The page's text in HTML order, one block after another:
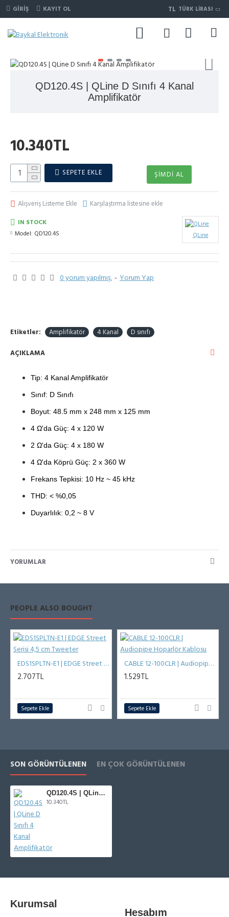
GIRIŞ KAYIT OL TL TÜRK LIRASI
QD120.4S | QLine D Sınıfı 4 Kanal
Amplifikatör
IN STOCK
Model: QD120.4S QLine
0 yorum yapılmış. - Yorum Yap
10.340TL
SEPETE EKLE ŞIMDI AL
Alışveriş Listeme Ekle Karşılaştırma listesine ekle
Etiketler: Amplifikatör 4 Kanal D sınıfı
AÇIKLAMA
Tip: 4 Kanal Amplifikatör
Sınıf: D Sınıfı
Boyut: 48.5 mm x 248 mm x 125 mm
4 Ω'da Güç: 4 x 120 W
2 Ω'da Güç: 4 x 180 W
4 Ω'da Köprü Güç: 2 x 360 W
Frekans Tepkisi: 10 Hz ~ 45 kHz
THD: < %0,05
Duyarlılık: 0,2 ~ 8 V
YORUMLAR
PEOPLE ALSO BOUGHT
EDS1SPLTN-E1 | EDGE Street Serisi 4,5 cm Tweeter
2.707TL
Sepete Ekle
CABLE 12-100CLR | Audiopipe Hoparlör Kablosu
1.529TL
Sepete Ekle
SON GÖRÜNTÜLENEN EN ÇOK GÖRÜNTÜLENEN
QD120.4S | QLine D Sınıfı 4 Kanal Amplifikatör
10.340TL
Kurumsal
Hesabım